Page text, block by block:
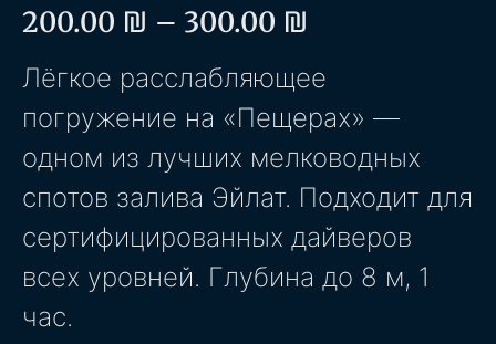
200.00 ₪ – 300.00 ₪
Лёгкое расслабляющее
погружение на «Пещерах» —
одном из лучших мелководных
спотов залива Эйлат. Подходит для
сертифицированных дайверов
всех уровней. Глубина до 8 м, 1
час.